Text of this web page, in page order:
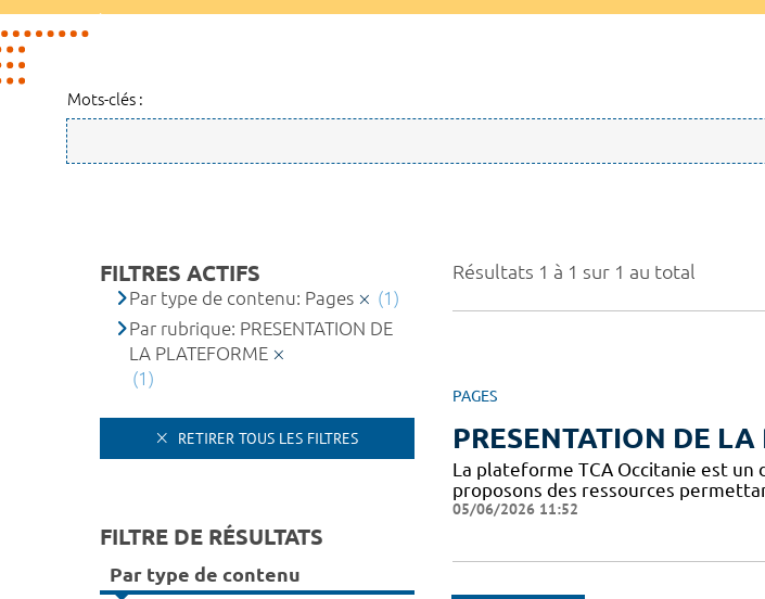
Mots-clés :
Résultats 1 à 1 sur 1 au total
PAGES
PRESENTATION DE
La plateforme TCA Occitanie est un
proposons des ressources
05/06/2026 11:52
FILTRES ACTIFS
Par type de contenu: Pages
(1)
Par rubrique: PRESENTATION DE
LA PLATEFORME
(1)
RETIRER TOUS LES FILTRES
FILTRE DE RÉSULTATS
Par type de contenu